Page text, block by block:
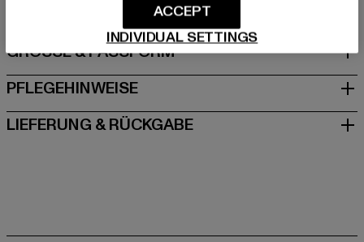
GRÖSSE & PASSFORM
PFLEGEHINWEISE
LIEFERUNG & RÜCKGABE
INDIVIDUAL SETTINGS
ACCEPT